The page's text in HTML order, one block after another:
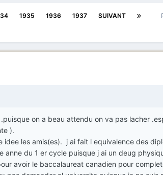
1935 1936 1937 SUIVANT
on a beau attendu on va pas lacher
).
idee les amis(es). j ai fait l equivalence des
du 1 er cycle puisque j ai un deug
avoir le baccalaureat canadien pour